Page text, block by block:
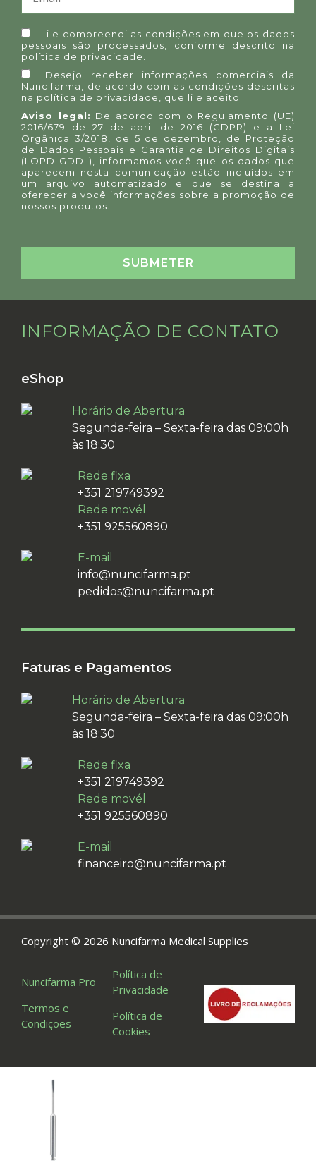
Li e compreendi as condições em que os dados
pessoais são processados, conforme descrito na
política de privacidade
Desejo receber informações comerciais da
Nuncifarma, de acordo com as condições descritas
na política de privacidade
, que li e aceito.
Aviso legal: De acordo com o Regulamento (UE)
2016/679 de 27 de abril de 2016 (GDPR) e a Lei
Orgânica 3/2018, de 5 de dezembro, de Proteção
de Dados Pessoais e Garantia de Direitos Digitais
(LOPD GDD ), informamos você que os dados que
aparecem nesta comunicação estão incluídos em
um arquivo automatizado e que se destina a
oferecer a você informações sobre a promoção de
nossos produtos.
INFORMAÇÃO DE CONTATO
eShop
Horário de Abertura
Segunda-feira – Sexta-feira das 09:00h
às 18:30
Rede fixa
+351 219749392
Rede movél
+351 925560890
E-mail
info@nuncifarma.pt
pedidos@nuncifarma.pt
Faturas e Pagamentos
Horário de Abertura
Segunda-feira – Sexta-feira das 09:00h
às 18:30
Rede fixa
+351 219749392
Rede movél
+351 925560890
E-mail
financeiro@nuncifarma.pt
Nuncifarma Pro
Termos e
Condiçoes
Política de
Privacidade
Política de
Cookies
Copyright © 2026 Nuncifarma Medical Supplies